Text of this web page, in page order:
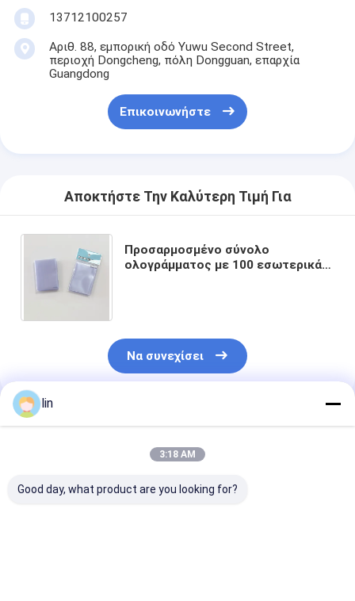
13712100257
Αριθ. 88, εμπορική οδό Yuwu Second Street,
περιοχή Dongcheng, πόλη Dongguan, επαρχία
Guangdong
Επικοινωνήστε
Αποκτήστε Την Καλύτερη Τιμή Για
Προσαρμοσμένο σύνολο
ολογράμματος με 100 εσωτερικά
Να συνεχίσει
Συνιστώμενα Προϊόντα
lin
3:18 AM
Good day, what product are you looking for?